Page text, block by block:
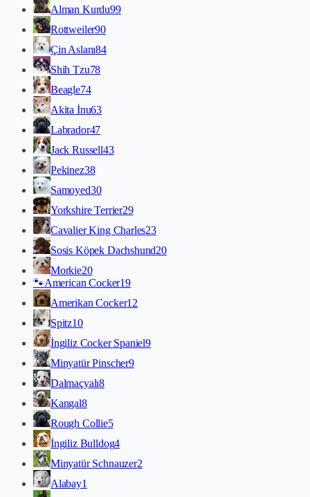
Alman Kurdu99
Rottweiler90
Çin Aslanı84
Shih Tzu78
Beagle74
Akita İnu63
Labrador47
Jack Russell43
Pekinez38
Samoyed30
Yorkshire Terrier29
Cavalier King Charles23
Sosis Köpek Dachshund20
Morkie20
🐾American Cocker19
Amerikan Cocker12
Spitz10
İngiliz Cocker Spaniel9
Minyatür Pinscher9
Dalmaçyalı8
Kangal8
Rough Collie5
İngiliz Bulldog4
Minyatür Schnauzer2
Alabay1